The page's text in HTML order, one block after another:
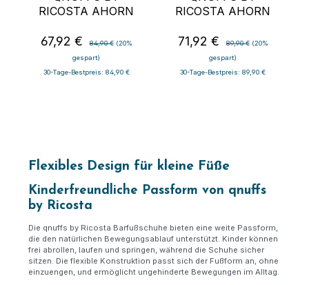
RICOSTA AHORN
Verkaufspreis:
67,92 € 84,90 € (20%
gespart)
30-Tage-Bestpreis: 84,90 €
RICOSTA AHORN
Verkaufspreis:
71,92 € 89,90 € (20%
gespart)
30-Tage-Bestpreis: 89,90 €
Flexibles Design für kleine Füße
Kinderfreundliche Passform von qnuffs
by Ricosta
Die qnuffs by Ricosta Barfußschuhe bieten eine weite Passform,
die den natürlichen Bewegungsablauf unterstützt. Kinder können
frei abrollen, laufen und springen, während die Schuhe sicher
sitzen. Die flexible Konstruktion passt sich der Fußform an, ohne
einzuengen, und ermöglicht ungehinderte Bewegungen im Alltag.